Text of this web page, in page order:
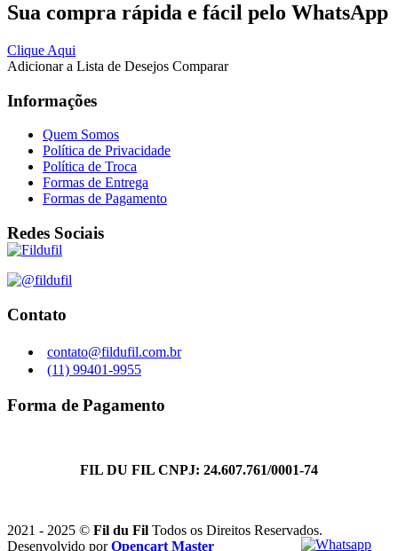
Sua compra rápida e fácil pelo WhatsApp
Clique Aqui
Adicionar a Lista de Desejos Comparar
Informações
Quem Somos
Política de Privacidade
Política de Troca
Formas de Entrega
Formas de Pagamento
Redes Sociais
Contato
contato@fildufil.com.br
(11) 99401-9955
Forma de Pagamento
FIL DU FIL CNPJ: 24.607.761/0001-74
2021 - 2025 © Fil du Fil Todos os Direitos Reservados.
Desenvolvido porOpencart Master